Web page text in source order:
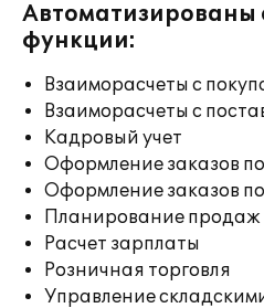
функции:
Взаиморасчеты с
Взаиморасчеты с
Кадровый учет
Оформление заказов
Оформление заказов
Планирование продаж
Расчет зарплаты
Розничная торговля
Управление